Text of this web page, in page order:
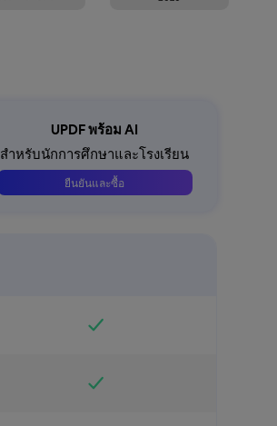
UPDF พร้อม AI
สำหรับนักการศึกษาและโรงเรียน
ยืนยันและซื้อ